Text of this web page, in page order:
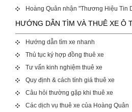
Hoàng Quân nhận "Thương Hiệu Tin
HƯỚNG DẪN TÌM VÀ THUÊ XE Ô
Hướng dẫn tìm xe nhanh
Thủ tục ký hợp đồng thuê xe
Tư vấn kinh nghiệm thuê xe
Quy định & cách tính giá thuê xe
Câu hỏi thường gặp khi thuê xe
Các dịch vụ thuê xe của Hoàng Quân